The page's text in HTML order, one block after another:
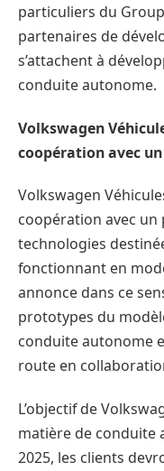
particuliers du
partenaires de
s’attachent à
conduite autonome.
Volkswagen
coopération avec
Volkswagen
coopération avec
technologies
fonctionnant en
annonce dans ce
prototypes du
conduite autonome
route en
L’objectif de
matière de conduite
2025, les clients